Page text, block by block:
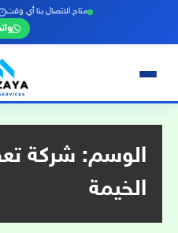
متاح الاتصال بنا أي وقت
الوسم: شركة
الخيمة